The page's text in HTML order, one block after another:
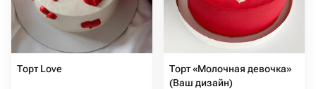
Торт Love
Торт «Молочная девочка»
(Ваш дизайн)